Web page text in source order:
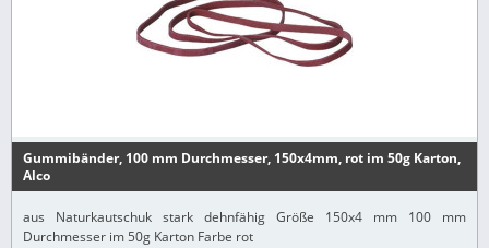
Gummibänder, 100 mm Durchmesser, 150x4mm, rot im 50g Karton,
Alco
aus Naturkautschuk stark dehnfähig Größe 150x4 mm 100 mm
Durchmesser im 50g Karton Farbe rot